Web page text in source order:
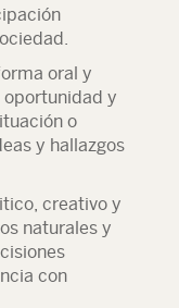
oral y
y
o
y hallazgos
creativo y
naturales y
con